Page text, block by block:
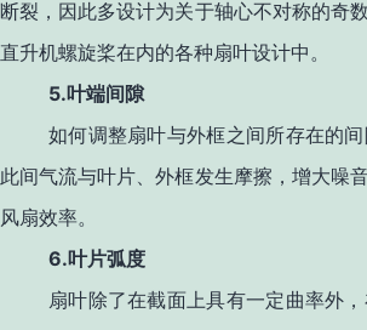
断裂，因此多设计为关于轴心不对称的奇
直升机螺旋桨在内的各种扇叶设计中。
5.叶端间隙
如何调整扇叶与外框之间所存在的
此间气流与叶片、外框发生摩擦，增大噪
风扇效率。
6.叶片弧度
扇叶除了在截面上具有一定曲率外